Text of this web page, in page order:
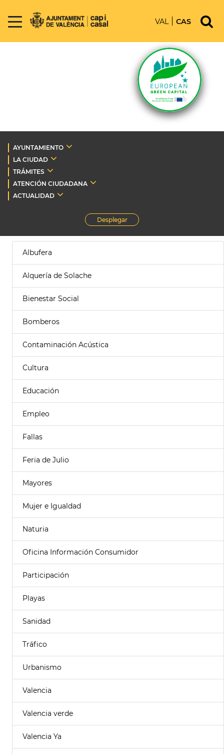
VAL CAS
AYUNTAMIENTO
LA CIUDAD
TRÁMITES
ATENCIÓN CIUDADANA
ACTUALIDAD
Desplegar
Albufera
Alquería de Solache
Bienestar Social
Bomberos
Contaminación Acústica
Cultura
Educación
Empleo
Fallas
Feria de Julio
Mayores
Mujer e Igualdad
Naturia
Oficina Información Consumidor
Participación
Playas
Sanidad
Tráfico
Urbanismo
Valencia
Valencia verde
Valencia Ya